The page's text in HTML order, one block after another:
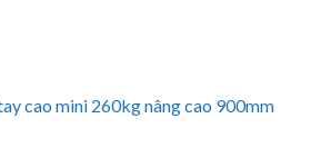
cao mini 260kg nâng cao 900mm